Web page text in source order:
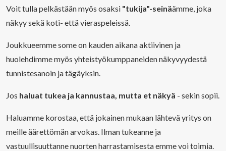
Voit tulla pelkästään myös osaksi "tukija"-seinäämme, joka
näkyy sekä koti- että vieraspeleissä.
Joukkueemme some on kauden aikana aktiivinen ja
huolehdimme myös yhteistyökumppaneiden näkyvyydestä
tunnistesanoin ja tägäyksin.
Jos haluat tukea ja kannustaa, mutta et näkyä - sekin sopii.
Haluamme korostaa, että jokainen mukaan lähtevä yritys on
meille äärettömän arvokas. Ilman tukeanne ja
vastuullisuuttanne nuorten harrastamisesta emme voi toimia.